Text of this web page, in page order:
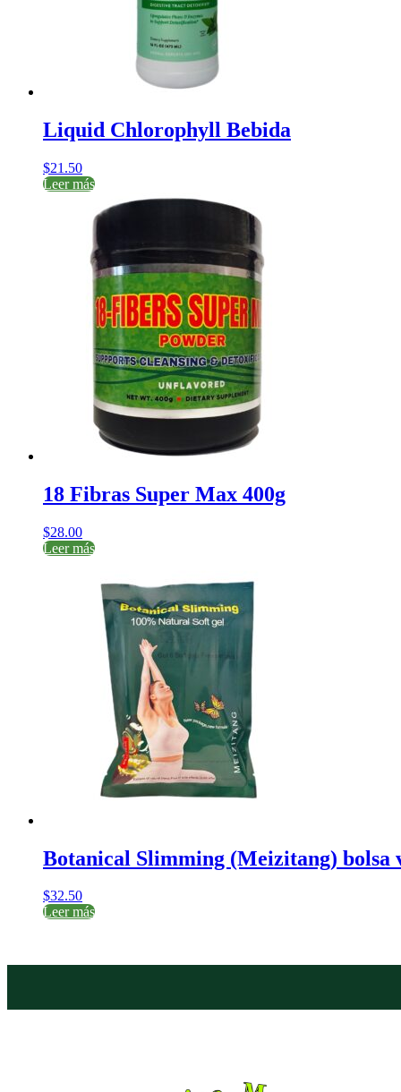
Liquid Chlorophyll Bebida
$21.50
Leer más
18 Fibras Super Max 400g
$28.00
Leer más
Botanical Slimming (Meizitang) bolsa
$32.50
Leer más